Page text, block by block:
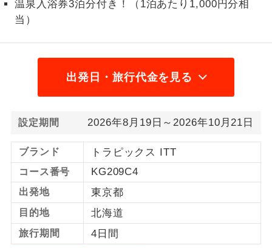
温泉入浴券3泊分付き！（1泊あたり1,000円分相
当）
出発日・旅行代金を見る
設定期間 2026年8月19日～2026年10月21日
ブランド トラピックス ITT
コース番号 KG209C4
出発地 東京都
目的地 北海道
旅行期間 4日間
2名様催行
2名様から出発可能な個人型プランで
す。
おひとり様参
おひとり様限定でご参加いただけるコー
1名様1室同代
金
1名様1室利用でも追加料金がかからない
コースです。
ご夫婦限定
ご夫婦限定でご参加いただけるコースで
す。
女性限定
女性限定でご参加いただけるコースで
す。